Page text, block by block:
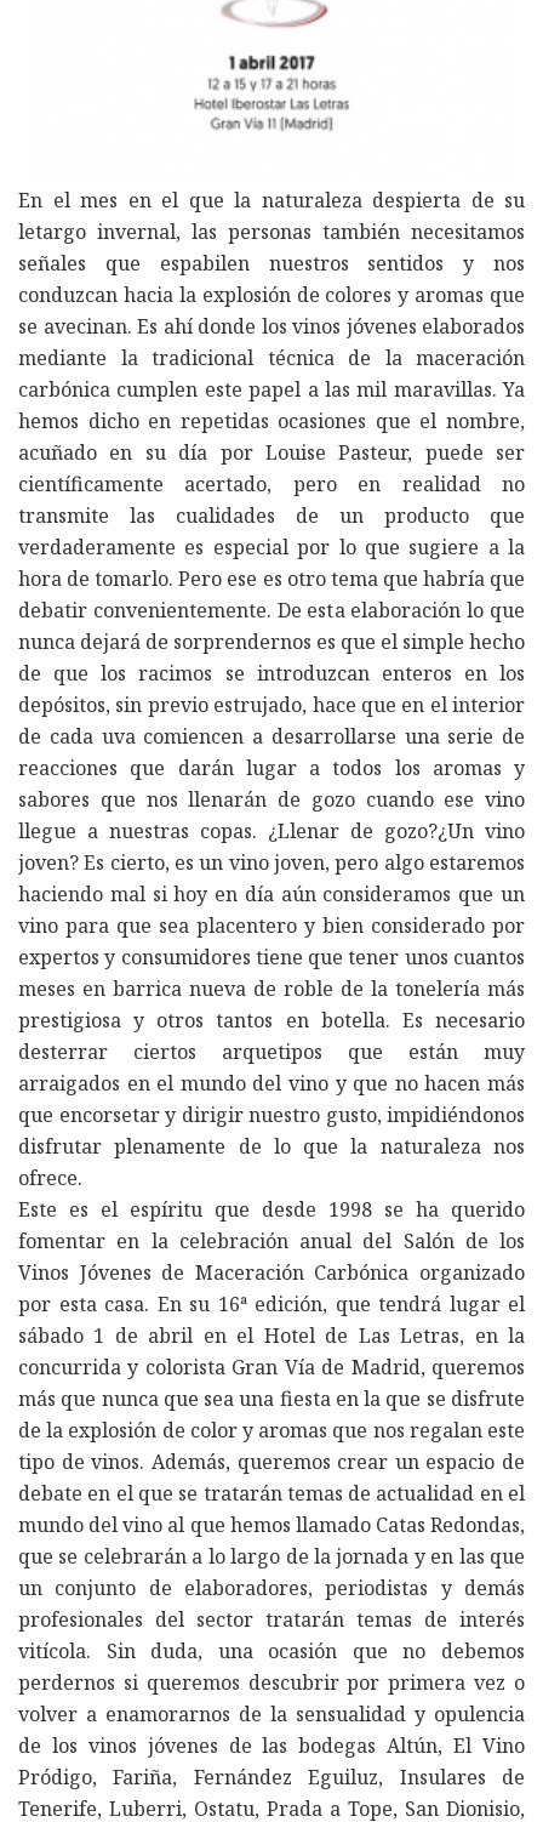
En el mes en el que la naturaleza despierta de su
letargo invernal, las personas también necesitamos
señales que espabilen nuestros sentidos y nos
conduzcan hacia la explosión de colores y aromas que
se avecinan. Es ahí donde los vinos jóvenes elaborados
mediante la tradicional técnica de la maceración
carbónica cumplen este papel a las mil maravillas. Ya
hemos dicho en repetidas ocasiones que el nombre,
acuñado en su día por Louise Pasteur, puede ser
científicamente acertado, pero en realidad no
transmite las cualidades de un producto que
verdaderamente es especial por lo que sugiere a la
hora de tomarlo. Pero ese es otro tema que habría que
debatir convenientemente. De esta elaboración lo que
nunca dejará de sorprendernos es que el simple hecho
de que los racimos se introduzcan enteros en los
depósitos, sin previo estrujado, hace que en el interior
de cada uva comiencen a desarrollarse una serie de
reacciones que darán lugar a todos los aromas y
sabores que nos llenarán de gozo cuando ese vino
llegue a nuestras copas. ¿Llenar de gozo?¿Un vino
joven? Es cierto, es un vino joven, pero algo estaremos
haciendo mal si hoy en día aún consideramos que un
vino para que sea placentero y bien considerado por
expertos y consumidores tiene que tener unos cuantos
meses en barrica nueva de roble de la tonelería más
prestigiosa y otros tantos en botella. Es necesario
desterrar ciertos arquetipos que están muy
arraigados en el mundo del vino y que no hacen más
que encorsetar y dirigir nuestro gusto, impidiéndonos
disfrutar plenamente de lo que la naturaleza nos
ofrece.
Este es el espíritu que desde 1998 se ha querido
fomentar en la celebración anual del Salón de los
Vinos Jóvenes de Maceración Carbónica organizado
por esta casa. En su 16ª edición, que tendrá lugar el
sábado 1 de abril en el Hotel de Las Letras, en la
concurrida y colorista Gran Vía de Madrid, queremos
más que nunca que sea una fiesta en la que se disfrute
de la explosión de color y aromas que nos regalan este
tipo de vinos. Además, queremos crear un espacio de
debate en el que se tratarán temas de actualidad en el
mundo del vino al que hemos llamado Catas Redondas,
que se celebrarán a lo largo de la jornada y en las que
un conjunto de elaboradores, periodistas y demás
profesionales del sector tratarán temas de interés
vitícola. Sin duda, una ocasión que no debemos
perdernos si queremos descubrir por primera vez o
volver a enamorarnos de la sensualidad y opulencia
de los vinos jóvenes de las bodegas Altún, El Vino
Pródigo, Fariña, Fernández Eguiluz, Insulares de
Tenerife, Luberri, Ostatu, Prada a Tope, San Dionisio,